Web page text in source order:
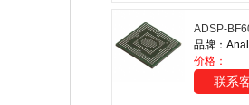
ADSP-
品牌：
价格：
联系